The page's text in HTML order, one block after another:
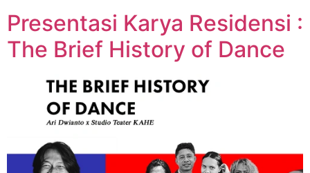
Presentasi Karya Residensi :
The Brief History of Dance